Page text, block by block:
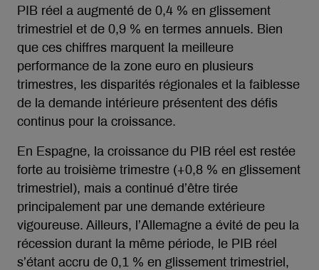
PIB réel a augmenté de 0,4 % en glissement
trimestriel et de 0,9 % en termes annuels. Bien
que ces chiffres marquent la meilleure
performance de la zone euro en plusieurs
trimestres, les disparités régionales et la faiblesse
de la demande intérieure présentent des défis
continus pour la croissance.
En Espagne, la croissance du PIB réel est restée
forte au troisième trimestre (+0,8 % en glissement
trimestriel), mais a continué d’être tirée
principalement par une demande extérieure
vigoureuse. Ailleurs, l’Allemagne a évité de peu la
récession durant la même période, le PIB réel
s’étant accru de 0,1 % en glissement trimestriel,